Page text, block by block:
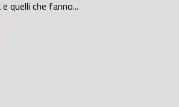
quelli che fanno...